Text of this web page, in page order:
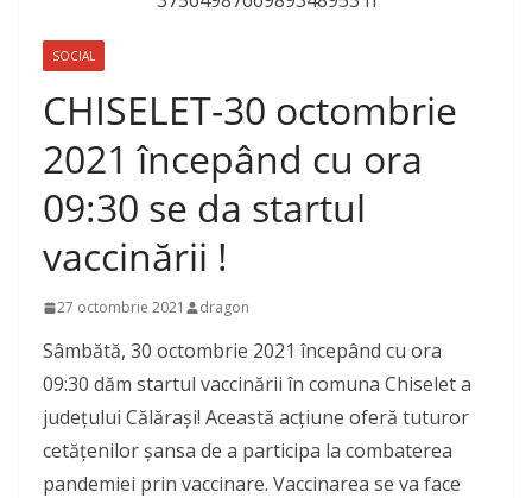
SOCIAL
CHISELET-30 octombrie
2021 începând cu ora
09:30 se da startul
vaccinării !
27 octombrie 2021 dragon
Sâmbătă, 30 octombrie 2021 începând cu ora
09:30 dăm startul vaccinării în comuna Chiselet a
județului Călărași! Această acțiune oferă tuturor
cetățenilor șansa de a participa la combaterea
pandemiei prin vaccinare. Vaccinarea se va face